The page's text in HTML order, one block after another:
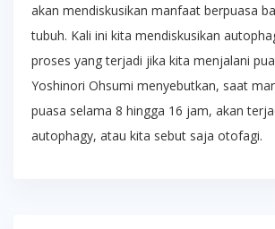
akan mendiskusikan manfaat berpuasa
tubuh. Kali ini kita mendiskusikan
proses yang terjadi jika kita menjalani
Yoshinori Ohsumi menyebutkan, saat
puasa selama 8 hingga 16 jam, akan
autophagy, atau kita sebut saja otofagi.